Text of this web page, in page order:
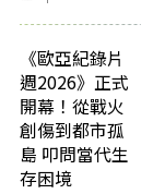
《歐亞紀錄片
週2026》正式
開幕！從戰火
創傷到都市孤
島 叩問當代生
存困境